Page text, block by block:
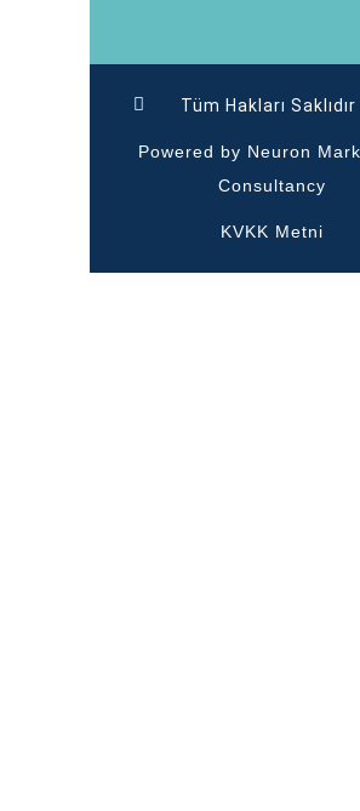
Tüm Hakları Saklıdır
Powered by Neuron
Consultancy
KVKK Metni